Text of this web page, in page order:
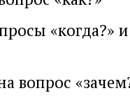
«когда?»
вопрос